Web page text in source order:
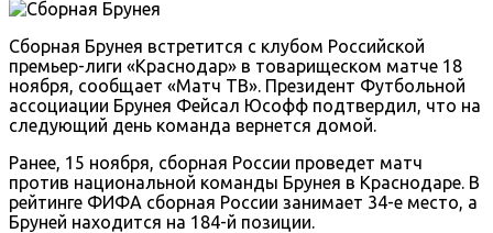
Сборная Брунея встретится с клубом Российской
премьер-лиги «Краснодар» в товарищеском матче 18
ноября, сообщает «Матч ТВ». Президент Футбольной
ассоциации Брунея Фейсал Юсофф подтвердил, что на
следующий день команда вернется домой.
Ранее, 15 ноября, сборная России проведет матч
против национальной команды Брунея в Краснодаре. В
рейтинге ФИФА сборная России занимает 34-е место, а
Бруней находится на 184-й позиции.